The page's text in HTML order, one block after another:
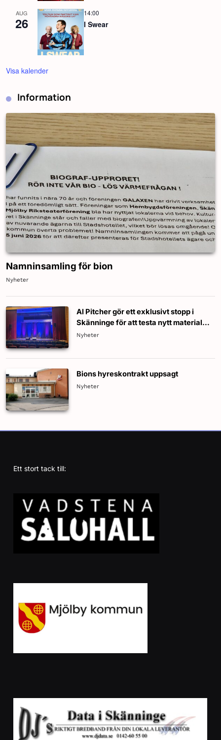
AUG
26
14:00
I Swear
Visa kalender
Information
Namninsamling för bion
Nyheter
Al Pitcher gör ett exklusivt stopp i
Skänninge för att testa nytt material
inför nästa standup-turné!
Nyheter
Bions hyreskontrakt uppsagt
Nyheter
Ett stort tack till: